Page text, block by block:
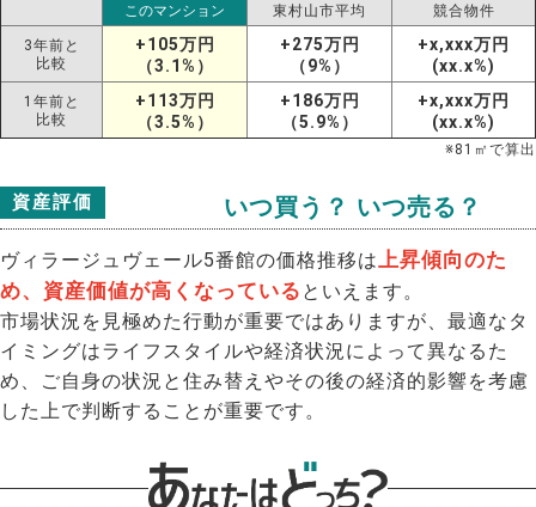
このマンション 東村山市平均 競合物件
3年前と
比較
+105万円
（3.1%）
+275万円
（9%）
+x,xxx万円
(xx.x%)
1年前と
比較
+113万円
（3.5%）
+186万円
（5.9%）
+x,xxx万円
(xx.x%)
※81 ㎡で算出
資産評価 いつ買う？ いつ売る？
ヴィラージュヴェール5番館の価格推移は 上昇傾向のた
め、資産価値が高くなっている といえます。
市場状況を見極めた行動が重要ではありますが、最適なタ
イミングはライフスタイルや経済状況によって異なるた
め、ご自身の状況と住み替えやその後の経済的影響を考慮
した上で判断することが重要です。